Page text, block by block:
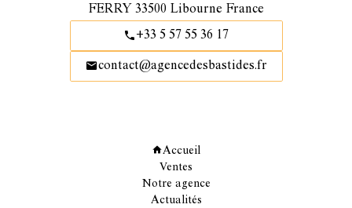
FERRY 33500 Libourne France
+33 5 57 55 36 17
contact@agencedesbastides.fr
Accueil
Ventes
Notre agence
Actualités